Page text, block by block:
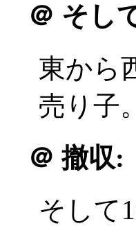
＠ そし
東から
売り子。
＠ 撤収:
そして